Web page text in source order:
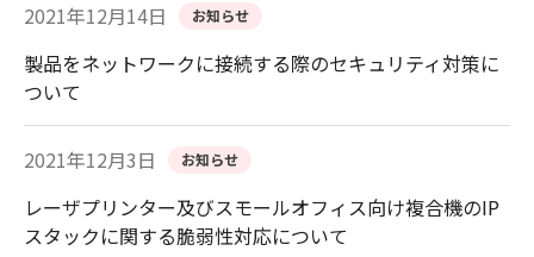
2021年12月14日 お知らせ
製品をネットワークに接続する際のセキュリティ対策に
ついて
2021年12月3日 お知らせ
レーザプリンター及びスモールオフィス向け複合機のIP
スタックに関する脆弱性対応について